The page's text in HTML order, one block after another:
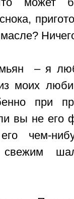
– я
моих
при
вы не его
чем-
свежим